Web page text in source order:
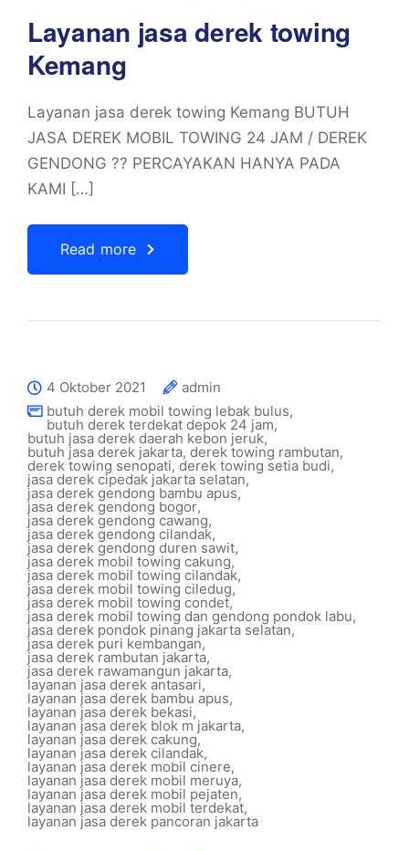
Layanan jasa derek towing
Kemang
Layanan jasa derek towing Kemang BUTUH
JASA DEREK MOBIL TOWING 24 JAM / DEREK
GENDONG ?? PERCAYAKAN HANYA PADA
KAMI […]
Read more
4 Oktober 2021
admin
butuh derek mobil towing lebak bulus,
butuh derek terdekat depok 24 jam,
butuh jasa derek daerah kebon jeruk,
butuh jasa derek jakarta, derek towing rambutan,
derek towing senopati, derek towing setia budi,
jasa derek cipedak jakarta selatan,
jasa derek gendong bambu apus,
jasa derek gendong bogor,
jasa derek gendong cawang,
jasa derek gendong cilandak,
jasa derek gendong duren sawit,
jasa derek mobil towing cakung,
jasa derek mobil towing cilandak,
jasa derek mobil towing ciledug,
jasa derek mobil towing condet,
jasa derek mobil towing dan gendong pondok labu,
jasa derek pondok pinang jakarta selatan,
jasa derek puri kembangan,
jasa derek rambutan jakarta,
jasa derek rawamangun jakarta,
layanan jasa derek antasari,
layanan jasa derek bambu apus,
layanan jasa derek bekasi,
layanan jasa derek blok m jakarta,
layanan jasa derek cakung,
layanan jasa derek cilandak,
layanan jasa derek mobil cinere,
layanan jasa derek mobil meruya,
layanan jasa derek mobil pejaten,
layanan jasa derek mobil terdekat,
layanan jasa derek pancoran jakarta